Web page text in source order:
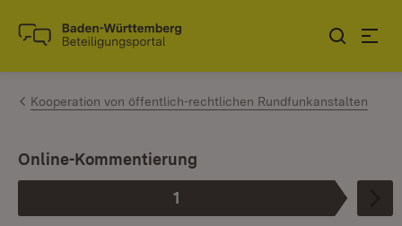
Zum Inhalt springen
Link zur Startseite
Kooperation von öffentlich-rechtlichen Rundfunkanstalten
Phase
1
:
Online-Kommentierung